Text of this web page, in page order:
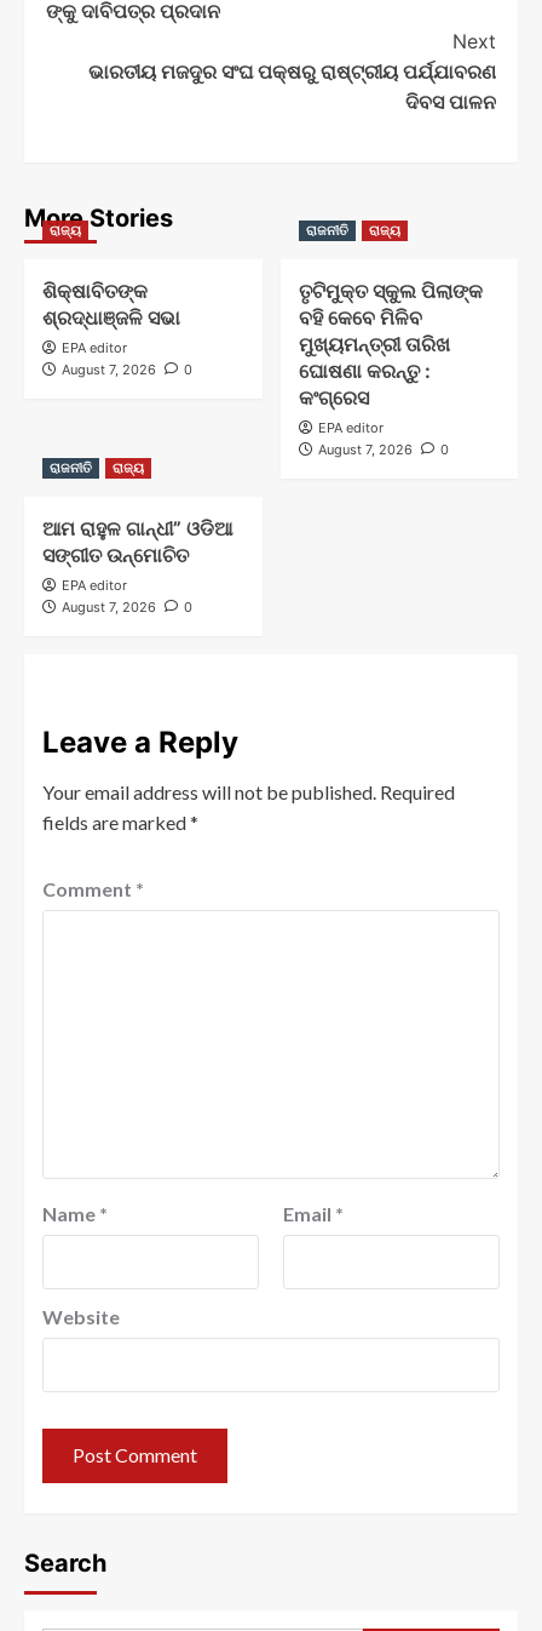
ଙ୍କୁ ଦାବିପତ୍ର ପ୍ରଦାନ
Next
ଭାରତୀୟ ମଜଦୁର ସଂଘ ପକ୍ଷରୁ ରାଷ୍ଟ୍ରୀୟ ପର୍ଯ୍ଯାବରଣ
ଦିବସ ପାଳନ
More Stories
ରାଜ୍ୟ
ଶିକ୍ଷାବିତଙ୍କ
ଶ୍ରଦ୍ଧାଞ୍ଜଳି ସଭା
EPA editor
August 7, 2026
0
ରାଜନୀତି ରାଜ୍ୟ
ତୃଟିମୁକ୍ତ ସ୍କୁଲ ପିଲାଙ୍କ
ବହି କେବେ ମିଳିବ
ମୁଖ୍ୟମନ୍ତ୍ରୀ ତାରିଖ
ଘୋଷଣା କରନ୍ତୁ :
କଂଗ୍ରେସ
EPA editor
August 7, 2026
0
ରାଜନୀତି
ରାଜ୍ୟ
ଆମ ରାହୁଳ ଗାନ୍ଧୀ” ଓଡିଆ
ସଙ୍ଗୀତ ଉନ୍ମୋଚିତ
EPA editor
August 7, 2026
0
Leave a Reply
Your email address will not be published. Required
fields are marked*
Comment *
Name * Email *
Website
Search